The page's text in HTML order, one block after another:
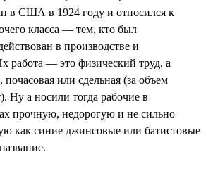
в США в 1924 году и относился к
класса — тем, кто был
в производстве и
работа — это физический труд, а
почасовая или сдельная (за объем
Ну а носили тогда рабочие в
прочную, недорогую и не сильно
как синие джинсовые или батистовые